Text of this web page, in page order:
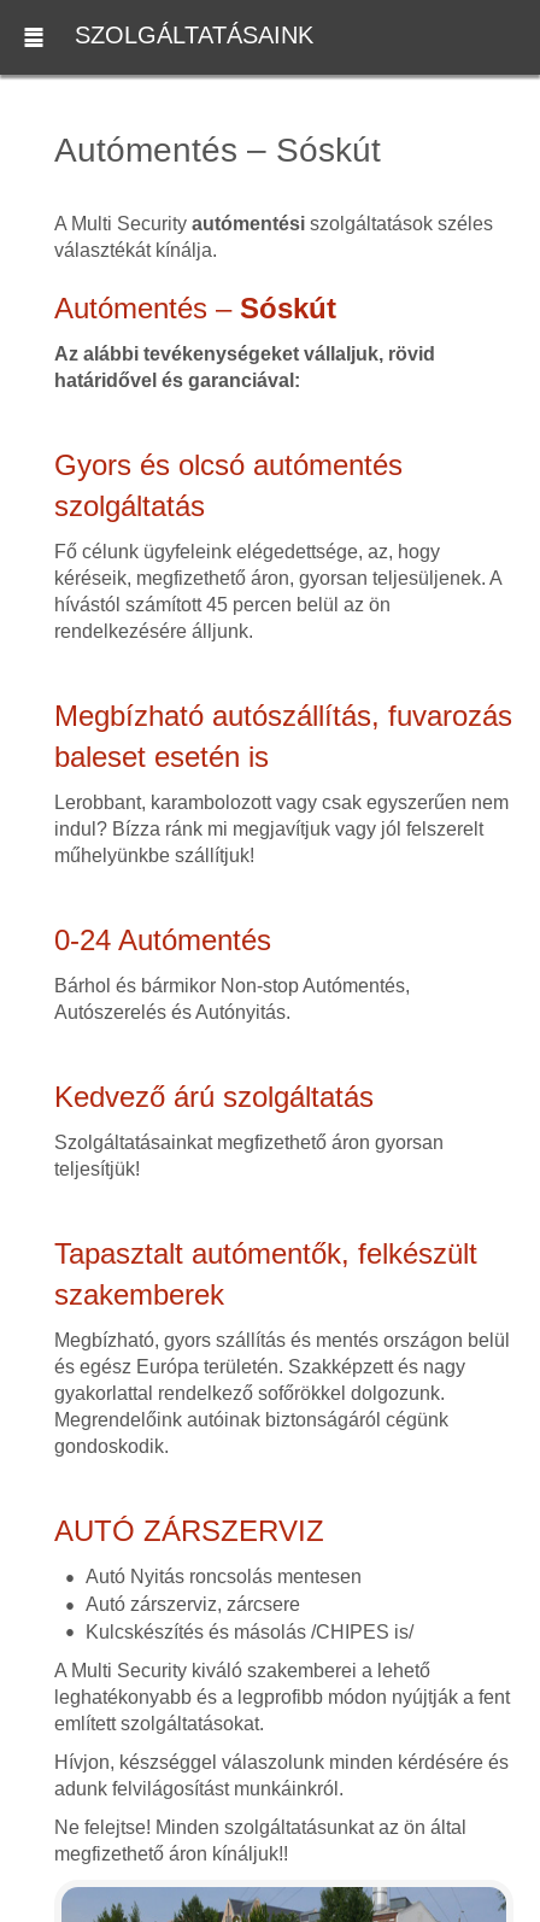
SZOLGÁLTATÁSAINK
Autómentés – Sóskút
A Multi Security autómentésiszolgáltatások széles
választékát kínálja.
Autómentés – Sóskút
Az alábbi tevékenységeket vállaljuk, rövid
határidővel és garanciával:
Gyors és olcsó autómentés
szolgáltatás
Fő célunk ügyfeleink elégedettsége, az, hogy
kéréseik, megfizethető áron, gyorsan teljesüljenek. A
hívástól számított 45 percen belül az ön
rendelkezésére álljunk.
Megbízható autószállítás, fuvarozás
baleset esetén is
Lerobbant, karambolozott vagy csak egyszerűen nem
indul? Bízza ránk mi megjavítjuk vagy jól felszerelt
műhelyünkbe szállítjuk!
0-24 Autómentés
Bárhol és bármikor Non-stop Autómentés,
Autószerelés és Autónyitás.
Kedvező árú szolgáltatás
Szolgáltatásainkat megfizethető áron gyorsan
teljesítjük!
Tapasztalt autómentők, felkészült
szakemberek
Megbízható, gyors szállítás és mentés országon belül
és egész Európa területén. Szakképzett és nagy
gyakorlattal rendelkező sofőrökkel dolgozunk.
Megrendelőink autóinak biztonságáról cégünk
gondoskodik.
AUTÓ ZÁRSZERVIZ
Autó Nyitás roncsolás mentesen
Autó zárszerviz, zárcsere
Kulcskészítés és másolás /CHIPES is/
A Multi Security kiváló szakemberei a lehető
leghatékonyabb és a legprofibb módon nyújtják a fent
említett szolgáltatásokat.
Hívjon, készséggel válaszolunk minden kérdésére és
adunk felvilágosítást munkáinkról.
Ne felejtse! Minden szolgáltatásunkat az ön által
megfizethető áron kínáljuk!!